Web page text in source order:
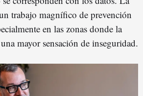
trabajo magnífico de prevención
en las zonas donde la
mayor sensación de inseguridad.